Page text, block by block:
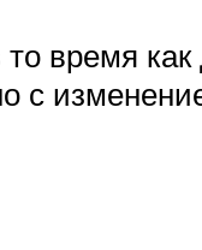
время как
с